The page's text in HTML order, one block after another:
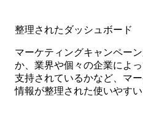
整理されたダッシュボード
マーケティングキャンペー
か、業界や個々の企業によ
支持されているかなど、マ
情報が整理された使いやすい